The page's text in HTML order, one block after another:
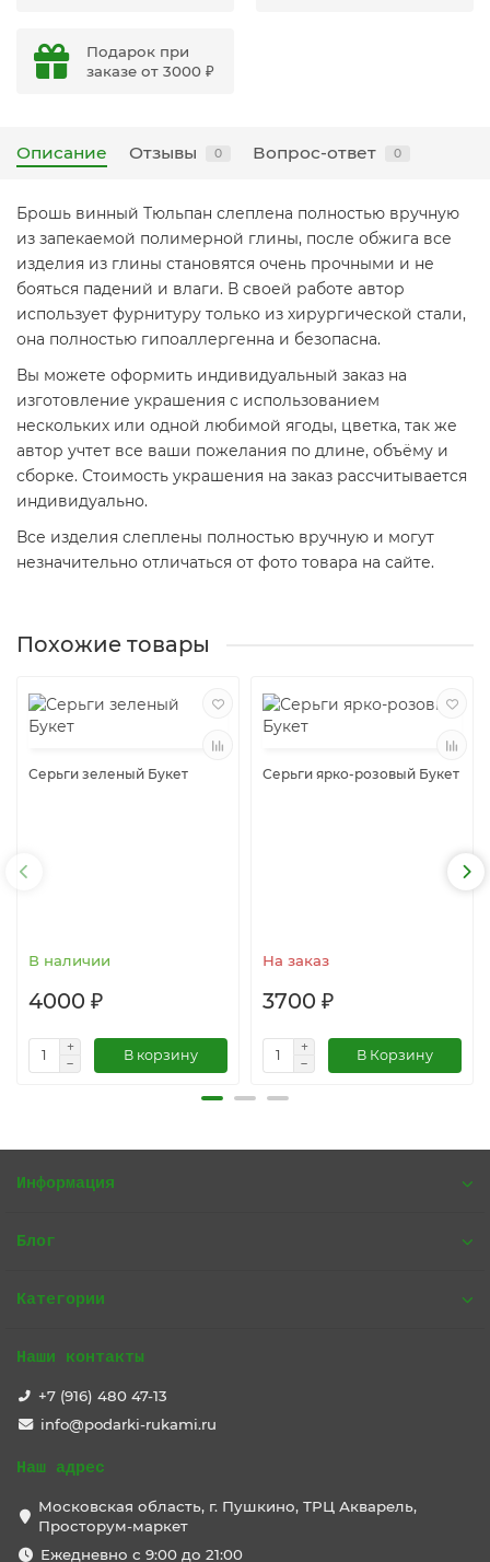
Подарок при
заказе от 3000 ₽
Описание Отзывы 0 Вопрос-ответ 0
Брошь винный Тюльпан слеплена полностью вручную
из запекаемой полимерной глины, после обжига все
изделия из глины становятся очень прочными и не
бояться падений и влаги. В своей работе автор
использует фурнитуру только из хирургической стали,
она полностью гипоаллергенна и безопасна.
Вы можете оформить индивидуальный заказ на
изготовление украшения с использованием
нескольких или одной любимой ягоды, цветка, так же
автор учтет все ваши пожелания по длине, объёму и
сборке. Стоимость украшения на заказ рассчитывается
индивидуально.
Все изделия слеплены полностью вручную и могут
незначительно отличаться от фото товара на сайте.
Похожие товары
Серьги зеленый Букет
В наличии
4000 ₽
В корзину
Серьги ярко-розовый Букет
На заказ
3700 ₽
В Корзину
Информация
Блог
Категории
Наши контакты
+7 (916) 480 47-13
info@podarki-rukami.ru
Наш адрес
Московская область, г. Пушкино, ТРЦ Акварель,
Просторум-маркет
Ежедневно с 9:00 до 21:00